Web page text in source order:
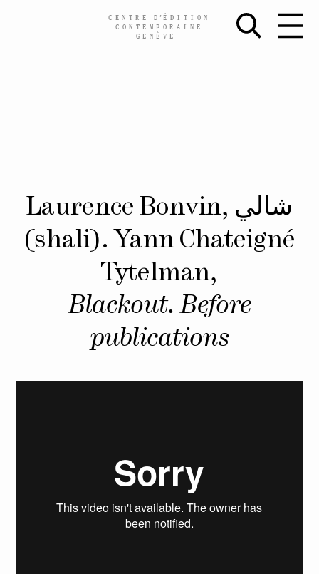
content
CENTRE D’ÉDITION
CONTEMPORAINE
GENÈVE
Laurence Bonvin, شالي
(shali). Yann Chateigné
Tytelman,
Blackout. Before
publications